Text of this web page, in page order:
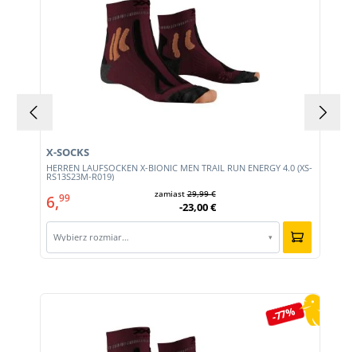
HERREN LAUFSOCKEN X-BIONIC MEN TRAIL RUN ENERGY 4.0 (XS-
RS13S23M-R019)
X-SOCKS
6,99 zamiast29,99 €
-23,00 €
Wybierz rozmiar… ▾
-77%